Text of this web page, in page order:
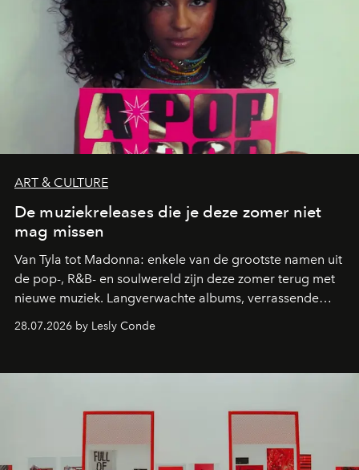
ART & CULTURE
De muziekreleases die je deze zomer niet
mag missen
Van Tyla tot Madonna: enkele van de grootste namen uit
de pop-, R&B- en soulwereld zijn deze zomer terug met
nieuwe muziek. Langverwachte albums, verrassende
comebacks en veelbelovende nieuwe projecten: dit zijn
de releases die je niet mag missen.
28.07.2026 by Lesly Conde